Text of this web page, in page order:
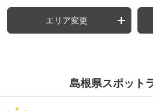
エリア変更
島根県スポット